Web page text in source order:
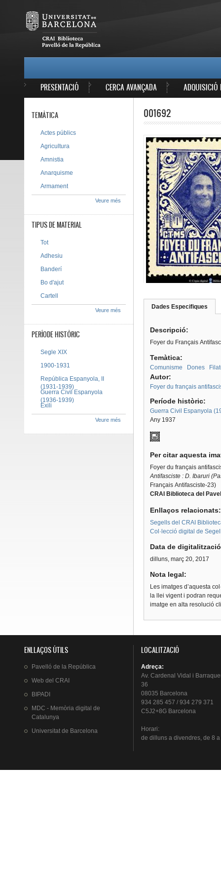
PRESENTACIÓ CERCA AVANÇADA ADQUISICIÓ
001692
Dades Especifiques
Descripció:
Foyer du Français
Temàtica:
Comunisme Dones
Autor:
Foyer du français
Període històric:
Guerra Civil Espanyola
Any 1937
Per citar aquesta
Foyer du français
Antifasciste : D. Ibaruri
Français Antifasciste-23)
CRAI Biblioteca del
Enllaços
Segells del CRAI
Col·lecció digital de
Data de
dilluns, març 20, 2017
Nota legal:
Les imatges d’aquesta
la llei vigent i podran
imatge en alta resolució
TEMÀTICA
Actes públics
Agricultura
Amnistia
Anarquisme
Armament
Veure més
TIPUS DE MATERIAL
Tot
Adhesiu
Banderí
Bo d'ajut
Cartell
Veure més
PERÍODE HISTÒRIC
Segle XIX
1900-1931
República Espanyola, II
(1931-1939)
Guerra Civil Espanyola
(1936-1939)
Exili
Veure més
ENLLAÇOS ÚTILS
Pavelló de la República
Web del CRAI
BIPADI
MDC - Memòria digital de
Catalunya
Universitat de Barcelona
LOCALITZACIÓ
Adreça:
Av. Cardenal Vidal i
36
08035 Barcelona
934 285 457 / 934 279 371
C5J2+8G Barcelona
Horari:
de dillunsa divendres, de 8